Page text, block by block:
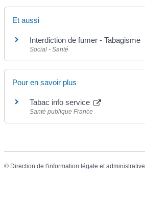
Et aussi
Interdiction de fumer - Tabagisme
Social - Santé
Pour en savoir plus
Tabac info service
Santé publique France
© Direction de l'information légale et administrative